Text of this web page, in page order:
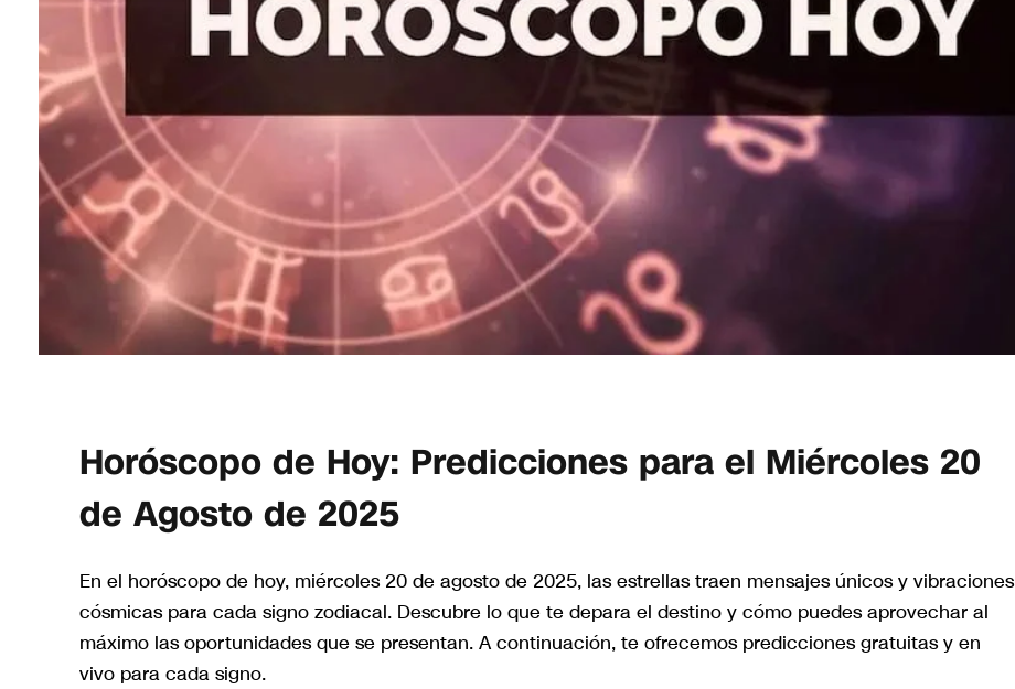
Horóscopo de Hoy: Predicciones para el Miércoles 20
de Agosto de 2025
En el horóscopo de hoy, miércoles 20 de agosto de 2025, las estrellas traen mensajes únicos y vibraciones
cósmicas para cada signo zodiacal. Descubre lo que te depara el destino y cómo puedes aprovechar al
máximo las oportunidades que se presentan. A continuación, te ofrecemos predicciones gratuitas y en
vivo para cada signo.